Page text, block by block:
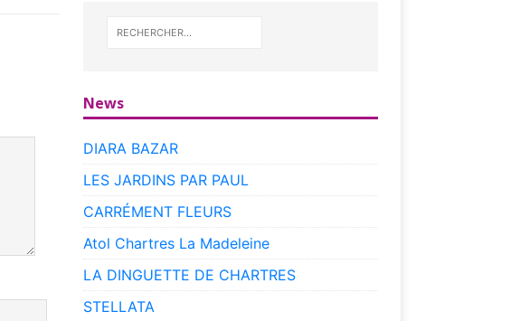
News
DIARA BAZAR
LES JARDINS PAR PAUL
CARRÉMENT FLEURS
Atol Chartres La Madeleine
LA DINGUETTE DE CHARTRES
STELLATA